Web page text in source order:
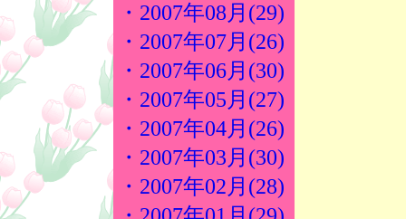
・2007年08月(29)
・2007年07月(26)
・2007年06月(30)
・2007年05月(27)
・2007年04月(26)
・2007年03月(30)
・2007年02月(28)